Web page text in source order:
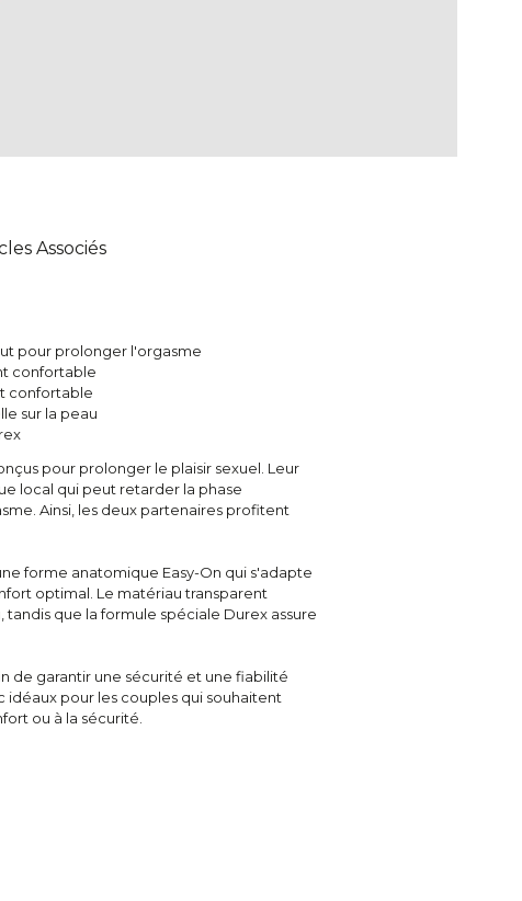
Associés
pour prolonger l'orgasme
confortable
confortable
sur la peau
pour prolonger le plaisir sexuel. Leur
local qui peut retarder la phase
Ainsi, les deux partenaires profitent
forme anatomique Easy-On qui s'adapte
optimal. Le matériau transparent
que la formule spéciale Durex assure
de garantir une sécurité et une fiabilité
idéaux pour les couples qui souhaitent
ou à la sécurité.